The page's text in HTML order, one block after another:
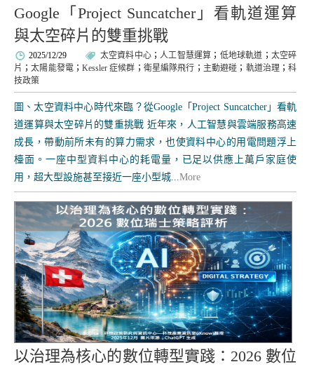
Google「Project Suncatcher」看軌道運算
與太空碎片的雙重挑戰
2025/12/29 太空資料中心； 人工智慧運算 ； 低地球軌道 ； 太空碎
片 ；太陽能發電 ；Kessler 症候群 ； 衛星編隊飛行 ； 主動避碰 ； 軌道治理 ；科
技政策
圖、太空資料中心時代來臨？從Google「Project Suncatcher」看軌
道運算與太空碎片的雙重挑戰 近年來，人工智慧與雲端服務高速
成長，帶動前所未有的算力需求，也使資料中心的用電問題浮上
檯面。一座中型資料中心的耗電量，已足以供應上萬戶家庭使
用，超大型設施甚至接近一座小型城...More
以治理為核心的數位轉型實踐：2026 數位